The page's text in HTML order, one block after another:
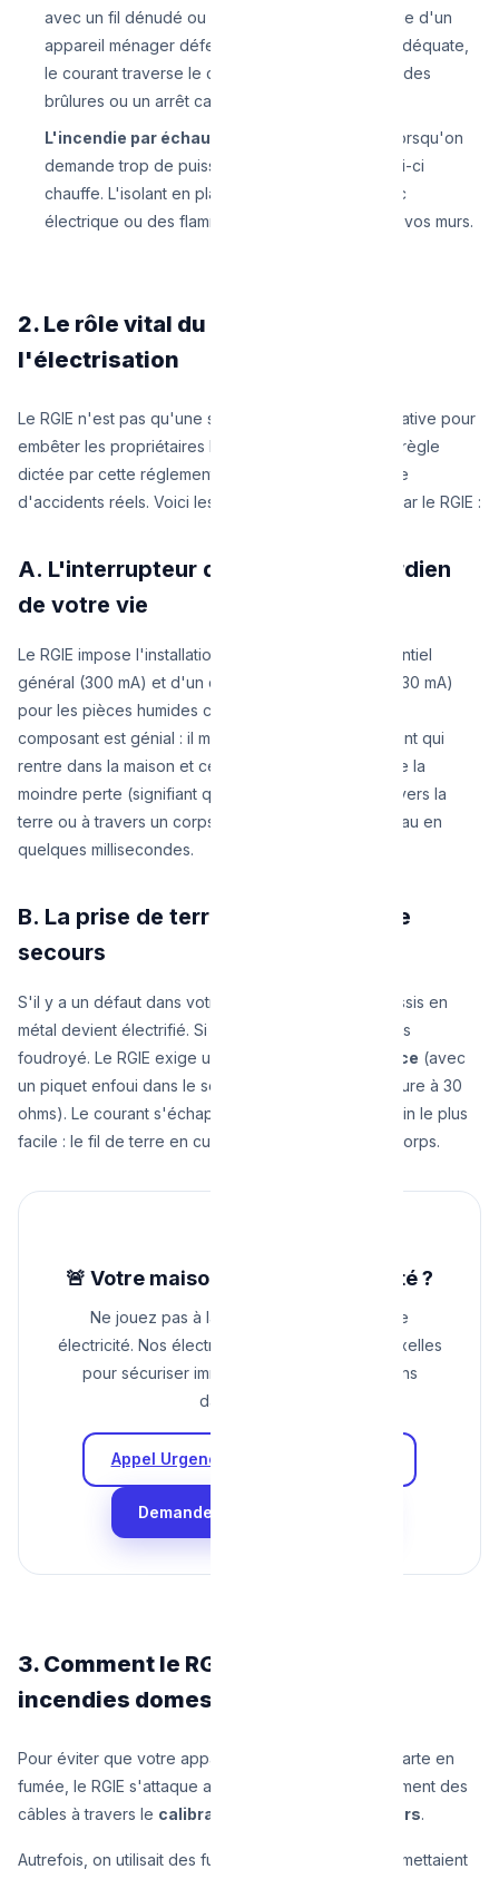
avec un fil dénudé ou avec la carcasse métallique d'un
appareil ménager défectueux. Sans protection adéquate,
le courant traverse le corps humain, provoquant des
brûlures ou un arrêt cardiaque.
L'incendie par échauffement (Effet Joule) :
Lorsqu'on
demande trop de puissance à un fil trop fin, celui-ci
chauffe. L'isolant en plastique fond, créant un arc
électrique ou des flammes à l'intérieur même de vos murs.
2. Le rôle vital du RGIE face à
l'électrisation
Le RGIE n'est pas qu'une simple contrainte administrative pour
embêter les propriétaires lors d'une vente. Chaque règle
dictée par cette réglementation a été écrite à la suite
d'accidents réels. Voici les trois boucliers imposés par le RGIE :
A. L'interrupteur différentiel : le gardien
de votre vie
Le RGIE impose l'installation d'un interrupteur différentiel
général (300 mA) et d'un différentiel ultra-sensible (30 mA)
pour les pièces humides comme la salle de bain. Ce
composant est génial : il mesure la quantité de courant qui
rentre dans la maison et celle qui en sort. S'il détecte la
moindre perte (signifiant que le courant s'échappe vers la
terre ou à travers un corps humain), il coupe le réseau en
quelques millisecondes.
B. La prise de terre : l'évacuation de
secours
S'il y a un défaut dans votre machine à laver, le châssis en
métal devient électrifié. Si vous le touchez, vous êtes
foudroyé. Le RGIE exige une
mise à la terre efficace (avec
un piquet enfoui dans le sol d'une résistance inférieure à 30
ohms). Le courant s'échappera toujours par le chemin le plus
facile : le fil de terre en cuivre plutôt que par votre corps.
🚨 Votre maison est-elle en sécurité ?
Ne jouez pas à la roulette russe avec votre
électricité. Nos électriciens interviennent à Bruxelles
pour sécuriser immédiatement les installations
dangereuses.
Appel Urgence : +32 470 00 00 00
Demander un Audit Sécurité
3. Comment le RGIE prévient les
incendies domestiques ?
Pour éviter que votre appartement à Etterbeek ne parte en
fumée, le RGIE s'attaque au problème de l'échauffement des
câbles à travers le calibrage strict des disjoncteurs.
Autrefois, on utilisait des fusibles en porcelaine (qui mettaient